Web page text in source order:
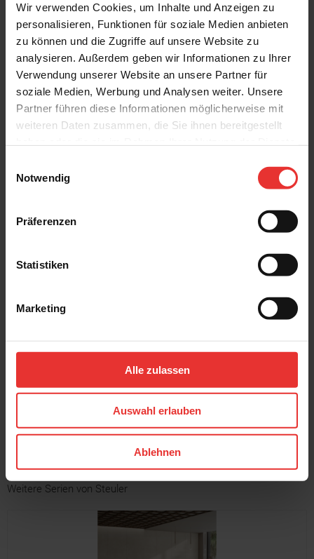
Wir verwenden Cookies, um Inhalte und Anzeigen zu
personalisieren, Funktionen für soziale Medien anbieten
zu können und die Zugriffe auf unsere Website zu
analysieren. Außerdem geben wir Informationen zu Ihrer
Verwendung unserer Website an unsere Partner für
soziale Medien, Werbung und Analysen weiter. Unsere
Partner führen diese Informationen möglicherweise mit
weiteren Daten zusammen, die Sie ihnen bereitgestellt
Notwendig
Präferenzen
Statistiken
Marketing
Alle zulassen
Auswahl erlauben
Ablehnen
Weitere Produkte aus der Serie
Chamonix
Chamonix
Chamonix
clay - matt
Weitere Serien von Steuler